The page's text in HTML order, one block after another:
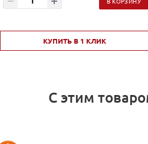
КУПИТЬ В 1 КЛИК
С этим